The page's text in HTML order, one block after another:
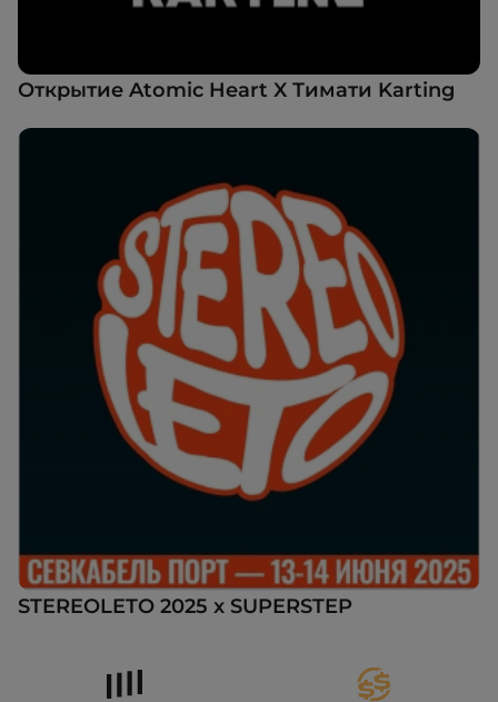
Открытие Atomic Heart X Тимати Karting
STEREOLETO 2025 x SUPERSTEP